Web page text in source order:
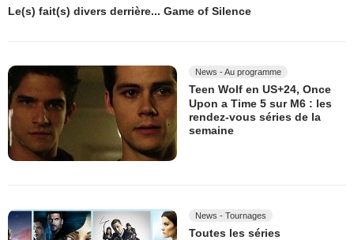
Le(s) fait(s) divers derrière... Game of Silence
News - Au programme
Teen Wolf en US+24, Once
Upon a Time 5 sur M6 : les
rendez-vous séries de la
semaine
News - Tournages
Toutes les séries